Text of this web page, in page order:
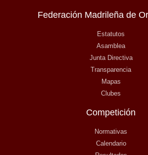
Federación Madrileña de
Estatutos
Asamblea
Junta Directiva
Transparencia
Mapas
Clubes
Competición
Normativas
Calendario